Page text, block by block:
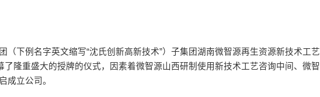
下例名字英文缩写“沈氏创新高新技术”）子集团湖南微智源再生资源新技术工艺
隆重盛大的授牌的仪式，因素着微智源山西研制使用新技术工艺咨询中间、微智
成立公司。